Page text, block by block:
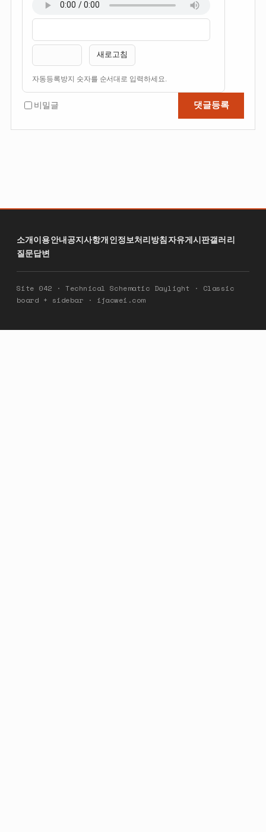
수
새로고침
자동등록방지 숫자를 순서대로 입력하세요.
비밀글 댓글등록
소개 이용안내 공지사항개인정보처리방침자유게시판갤러리
질문답변
Site 042 · Technical Schematic Daylight · Classic
board + sidebar · ijacwei.com